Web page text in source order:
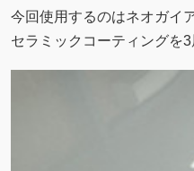
今回使用するのはネオガイ
セラミックコーティングを